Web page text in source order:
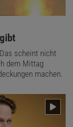
scheint nicht
dem Mittag
machen.